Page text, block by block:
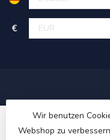
€
Wir benutzen
Webshop zu